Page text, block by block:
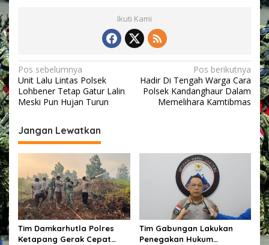
Ikuti Kami
N
a
v
i
g
a
s
i
p
o
s
Pos sebelumnya
Unit Lalu Lintas Polsek
Lohbener Tetap Gatur Lalin
Meski Pun Hujan Turun
Pos berikutnya
Hadir Di Tengah Warga Cara
Polsek Kandanghaur Dalam
Memelihara Kamtibmas
Jangan Lewatkan
Tim Damkarhutla Polres
Ketapang Gerak Cepat
Tim Gabungan Lakukan
Penegakan Hukum